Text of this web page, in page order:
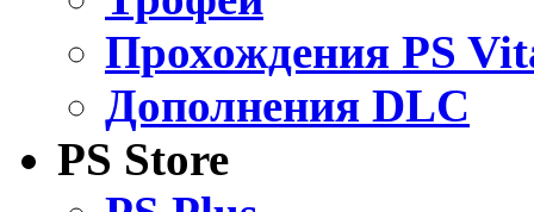
Прохождения PS
Дополнения DLC
PS Store